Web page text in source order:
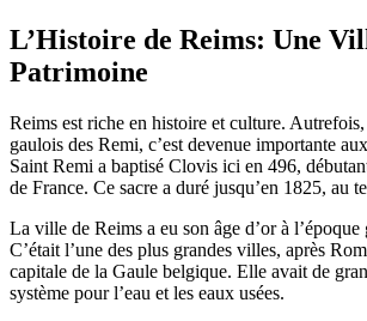
L’Histoire de Reims: Une
Patrimoine
Reims est riche en histoire et culture.
gaulois des Remi, c’est devenue importante
Saint Remi a baptisé Clovis ici en 496,
de France. Ce sacre a duré jusqu’en 1825, au
La ville de Reims a eu son âge d’or à
C’était l’une des plus grandes villes, après
capitale de la Gaule belgique. Elle avait de
système pour l’eau et les eaux usées.